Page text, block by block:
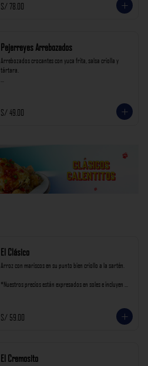
S/ 78.00
Pejerreyes Arrebozados
Arrebozados crocantes con yuca frita, salsa criolla y
tártara.
S/ 49.00
El Clásico
Arroz con mariscos en su punto bien criollo a la sartén.
*Nuestros precios están expresados en soles e incluyen
S/ 59.00
El Cremosito